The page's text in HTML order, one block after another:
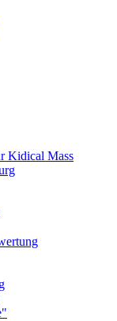
Kidical Mass